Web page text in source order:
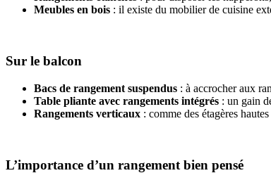
Meubles en bois : il existe du mobilier de cuisine
Sur le balcon
Bacs de rangement suspendus : à accrocher aux
Table pliante avec rangements intégrés : un gain
Rangements verticaux : comme des étagères
L’importance d’un rangement bien pensé